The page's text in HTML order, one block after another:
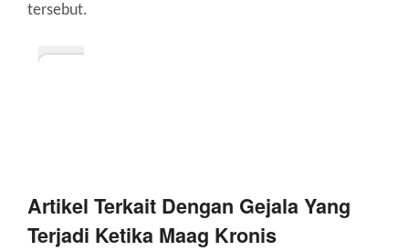
tersebut.
Artikel Terkait Dengan Gejala Yang
Terjadi Ketika Maag Kronis